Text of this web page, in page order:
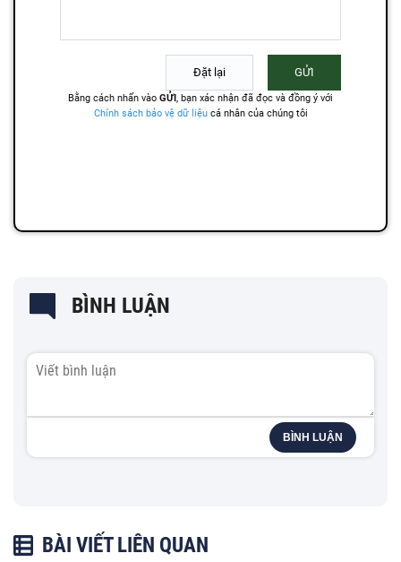
BÌNH LUẬN
BÌNH LUẬN
BÀI VIẾT LIÊN QUAN